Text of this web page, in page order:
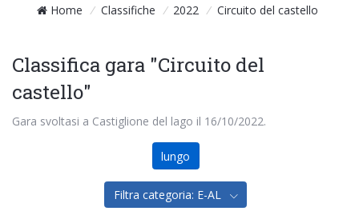
Home / Classifiche / 2022 / Circuito del castello
Classifica gara "Circuito del
castello"
Gara svoltasi a Castiglione del lago il 16/10/2022.
lungo
Filtra categoria: E-AL